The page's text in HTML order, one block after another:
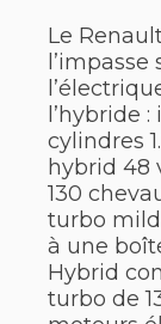
Le
l’impasse
l’hybride
cylindres
hybrid 48
130
turbo
à une
Hybrid
turbo de